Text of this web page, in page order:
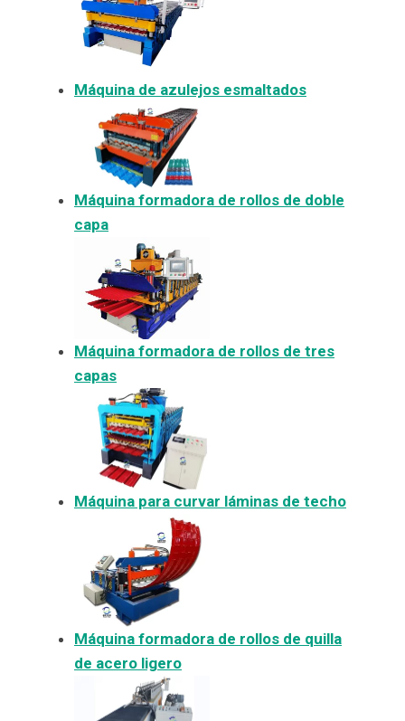
Máquina de azulejos esmaltados
Máquina formadora de rollos de doble
capa
Máquina formadora de rollos de tres
capas
Máquina para curvar láminas de techo
Máquina formadora de rollos de quilla
de acero ligero